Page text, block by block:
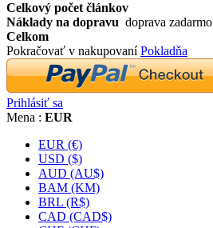
Celkový počet článkov
Náklady na dopravu doprava zadarmo
Celkom
Pokračovať v nakupovaníPokladňa
Prihlásiť sa
Mena : EUR
EUR (€)
USD ($)
AUD (AU$)
BAM (KM)
BRL (R$)
CAD (CAD$)